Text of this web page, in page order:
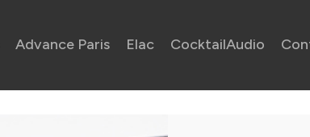
Advance Paris Elac CocktailAudio